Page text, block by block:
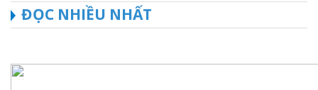
ĐỌC NHIỀU NHẤT